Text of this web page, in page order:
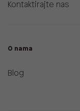
Kontaktirajte nas
O nama
Blog